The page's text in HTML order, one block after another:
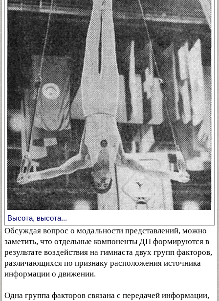
Высота, высота...
Обсуждая вопрос о модальности представлений, можно
заметить, что отдельные компоненты ДП формируются в
результате воздействия на гимнаста двух групп факторов,
различающихся по признаку расположения источника
информации о движении.
Одна группа факторов связана с передачей информации,